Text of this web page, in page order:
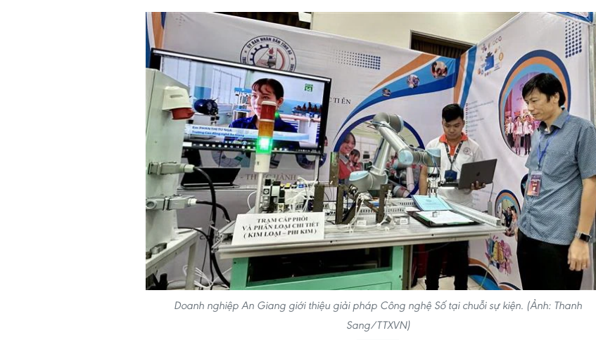
Doanh nghiệp An Giang giới thiệu giải pháp Công nghệ Số tại chuỗi sự kiện. (Ảnh: Thanh
Sang/TTXVN)